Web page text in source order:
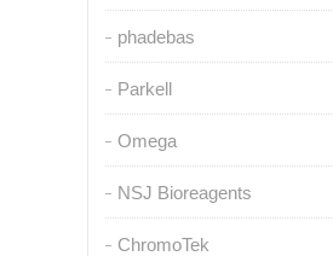
phadebas
Parkell
Omega
NSJ Bioreagents
ChromoTek